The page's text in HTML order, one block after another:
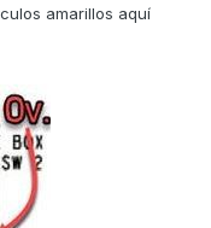
amarillos aquí